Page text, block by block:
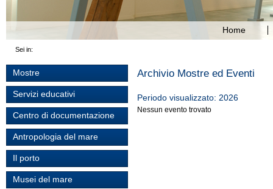
Home
Sei in:
Mostre
Servizi educativi
Centro di documentazione
Antropologia del mare
Il porto
Musei del mare
Archivio Mostre ed Eventi
Periodo visualizzato: 2026
Nessun evento trovato